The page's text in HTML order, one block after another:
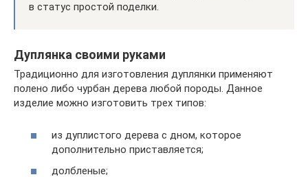
в статус простой поделки.
Дуплянка своими руками
Традиционно для изготовления дуплянки применяют
полено либо чурбан дерева любой породы. Данное
изделие можно изготовить трех типов:
из дуплистого дерева с дном, которое
дополнительно приставляется;
долбленые;